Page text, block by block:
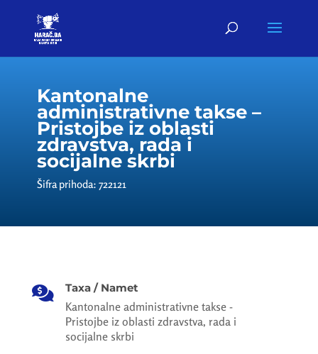
Kantonalne
administrativne takse –
Pristojbe iz oblasti
zdravstva, rada i
socijalne skrbi
Šifra prihoda: 722121
 Taxa / Namet
Kantonalne administrativne takse -
Pristojbe iz oblasti zdravstva, rada i
socijalne skrbi